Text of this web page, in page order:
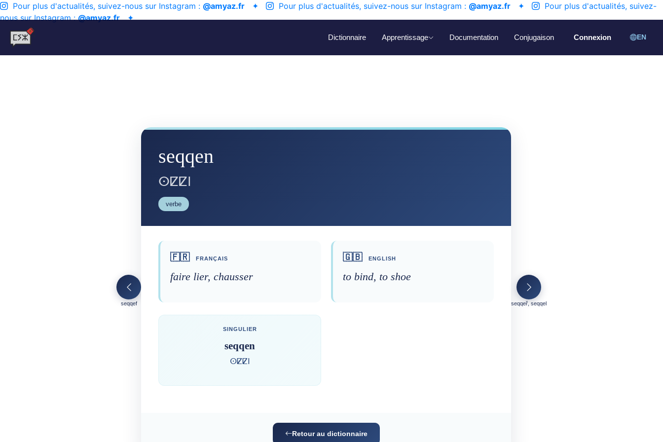
Pour plus d'actualités, suivez-nous sur Instagram : @amyaz.fr ✦ Pour plus d'actualités, suivez-nous sur Instagram : @amyaz.fr ✦
Pour plus d'actualités, suivez-
nous sur Instagram :@amyaz.fr✦
Dictionnaire Apprentissage Documentation Conjugaison Connexion EN
seqqef
seqqen
ⵙⵇⵇⵏ
verbe
🇫🇷 FRANÇAIS
faire lier, chausser
🇬🇧 ENGLISH
to bind, to shoe
SINGULIER
seqqen
ⵙⵇⵇⵏ
Retour au dictionnaire
seqqeř, seqqel